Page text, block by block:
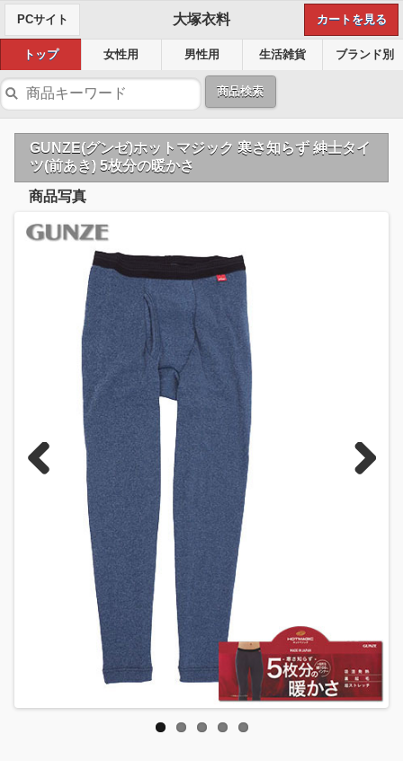
PCサイト 大塚衣料 カートを見る
トップ 女性用 男性用 生活雑貨 ブランド別
商品検索
GUNZE(グンゼ)ホットマジック 寒さ知らず 紳士タイ
ツ(前あき) 5枚分の暖かさ
商品写真
Previous